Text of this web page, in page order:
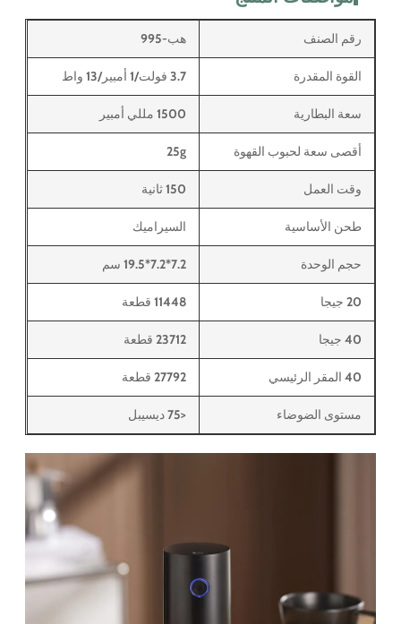
رقم الصنف هب-995
القوة المقدرة 3.7 فولت/1 أمبير/13 واط
سعة البطارية 1500 مللي أمبير
أقصى سعة لحبوب القهوة 25g
وقت العمل 150 ثانية
طحن الأساسية السيراميك
حجم الوحدة 7.2*7.2*19.5 سم
20 جيجا 11448 قطعة
40 جيجا 23712 قطعة
40 المقر الرئيسي 27792 قطعة
مستوى الضوضاء <75 ديسيبل